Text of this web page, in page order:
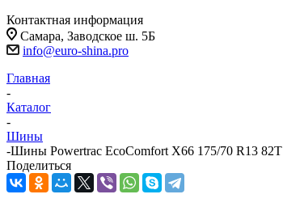
Контактная информация
Самара, Заводское ш. 5Б
info@euro-shina.pro
Главная
-
Каталог
-
Шины
-Шины Powertrac EcoComfort X66 175/70 R13 82T
Поделиться